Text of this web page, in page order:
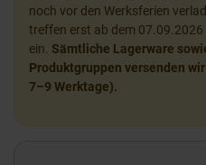
noch vor den Werksferien
treffen erst ab dem 07.09.2026
ein. Sämtliche Lagerware
Produktgruppen versenden
7–9 Werktage).